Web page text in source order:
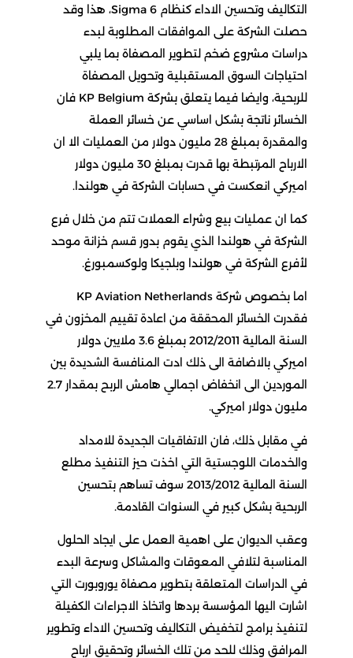
التكاليف وتحسين الاداء كنظام 6 Sigma، هذا وقد
حصلت الشركة على الموافقات المطلوبة لبدء
دراسات مشروع ضخم لتطوير المصفاة بما يلبي
احتياجات السوق المستقبلية وتحويل المصفاة
للربحية، وايضا فيما يتعلق بشركة ‍KP Belgium فان
الخسائر ناتجة بشكل اساسي عن خسائر العملة
والمقدرة بمبلغ 28 مليون دولار من العمليات الا ان
الارباح المرتبطة بها قدرت بمبلغ 30 مليون دولار
اميركي انعكست في حسابات الشركة في هولندا.
كما ان عمليات بيع وشراء العملات تتم من خلال فرع
الشركة في هولندا الذي يقوم بدور قسم خزانة موحد
لأفرع الشركة في هولندا وبلجيكا ولوكسمبورغ.
اما بخصوص شركة KP Aviation Netherlands
فقدرت الخسائر المحققة من اعادة تقييم المخزون في
السنة المالية 2012/2011 بمبلغ 3.6 ملايين دولار
اميركي بالاضافة الى ذلك ادت المنافسة الشديدة بين
الموردين الى انخفاض اجمالي هامش الربح بمقدار 2.7
مليون دولار اميركي.
في مقابل ذلك، فان الاتفاقيات الجديدة للامداد
والخدمات اللوجستية التي اخذت حيز التنفيذ مطلع
السنة المالية 2013/2012 سوف تساهم بتحسين
الربحية بشكل كبير في السنوات القادمة.
وعقب الديوان على اهمية العمل على ايجاد الحلول
المناسبة لتلافي المعوقات والمشاكل وسرعة البدء
في الدراسات المتعلقة بتطوير مصفاة يوروبورت التي
اشارت اليها المؤسسة بردها واتخاذ الاجراءات الكفيلة
لتنفيذ برامج لتخفيض التكاليف وتحسين الاداء وتطوير
المرافق وذلك للحد من تلك الخسائر وتحقيق ارباح